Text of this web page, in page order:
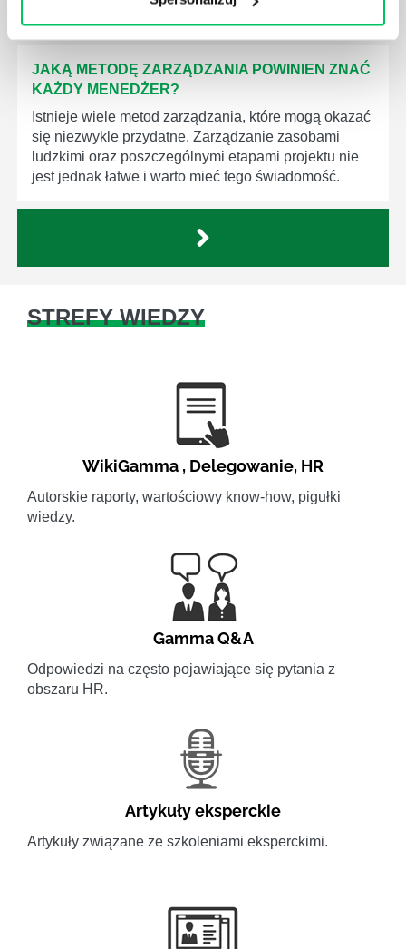
JAKĄ METODĘ ZARZĄDZANIA POWINIEN ZNAĆ
KAŻDY MENEDŻER?
Istnieje wiele metod zarządzania, które mogą okazać
się niezwykle przydatne. Zarządzanie zasobami
ludzkimi oraz poszczególnymi etapami projektu nie
jest jednak łatwe i warto mieć tego świadomość.
STREFY WIEDZY
WikiGamma , Delegowanie, HR
Autorskie raporty, wartościowy know-how, pigułki
wiedzy.
Gamma Q&A
Odpowiedzi na często pojawiające się pytania z
obszaru HR.
Artykuły eksperckie
Artykuły związane ze szkoleniami eksperckimi.